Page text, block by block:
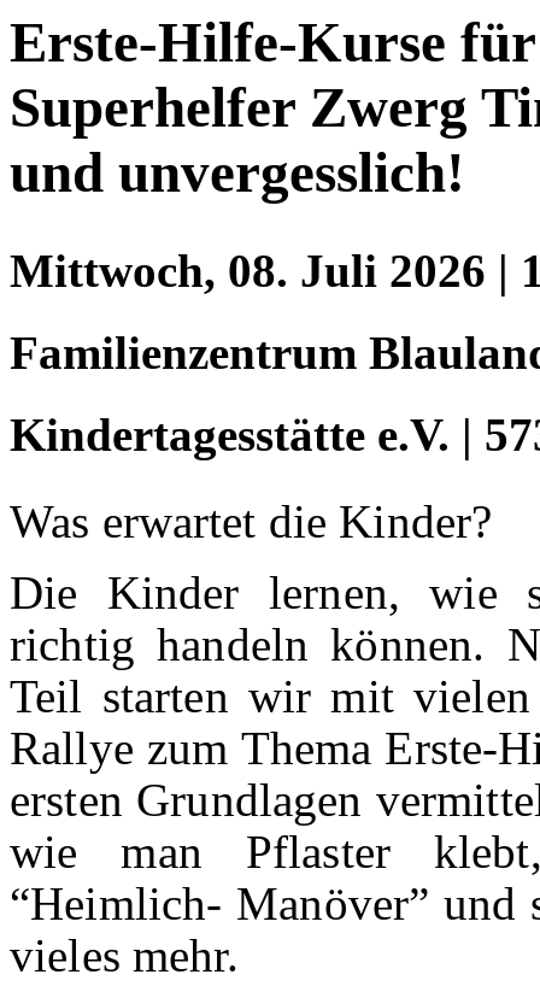
Erste-Hilfe-Kurse
Superhelfer Zwerg
und unvergesslich!
Mittwoch, 08. Juli 2026 |
Familienzentrum
Kindertagesstätte e.V. |
Was erwartet die Kinder?
Die Kinder lernen, wie
richtig handeln können.
Teil starten wir mit vielen
Rallye zum Thema Erste-
ersten Grundlagen
wie man Pflaster
“Heimlich- Manöver” und
vieles mehr.